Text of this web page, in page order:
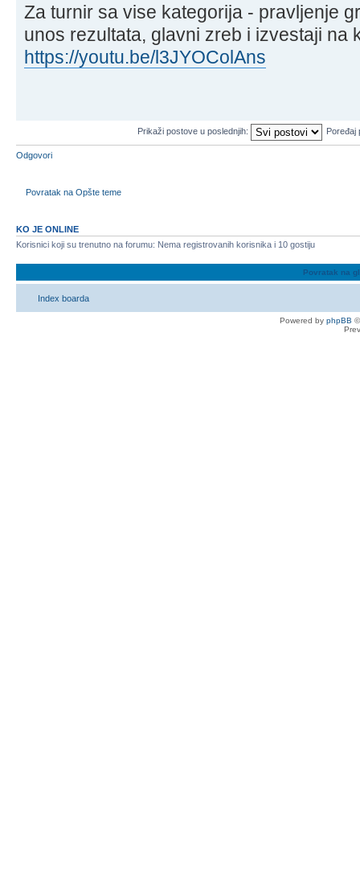
Za turnir sa vise kategorija - pravljenje
unos rezultata, glavni zreb i izvestaji na
https://youtu.be/l3JYOColAns
Prikaži postove u poslednjih: Poređaj
Odgovori
Povratak na Opšte teme
KO JE ONLINE
Korisnici koji su trenutno na forumu: Nema registrovanih korisnika i 10 gostiju
Povratak na
Index boarda
Powered by phpBB